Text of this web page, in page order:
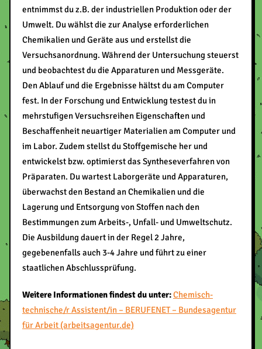
entnimmst du z.B. der industriellen Produktion oder der
Umwelt. Du wählst die zur Analyse erforderlichen
Chemikalien und Geräte aus und erstellst die
Versuchsanordnung. Während der Untersuchung steuerst
und beobachtest du die Apparaturen und Messgeräte.
Den Ablauf und die Ergebnisse hältst du am Computer
fest. In der Forschung und Entwicklung testest du in
mehrstufigen Versuchsreihen Eigenschaften und
Beschaffenheit neuartiger Materialien am Computer und
im Labor. Zudem stellst du Stoffgemische her und
entwickelst bzw. optimierst das Syntheseverfahren von
Präparaten. Du wartest Laborgeräte und Apparaturen,
überwachst den Bestand an Chemikalien und die
Lagerung und Entsorgung von Stoffen nach den
Bestimmungen zum Arbeits-, Unfall- und Umweltschutz.
Die Ausbildung dauert in der Regel 2 Jahre,
gegebenenfalls auch 3-4 Jahre und führt zu einer
staatlichen Abschlussprüfung.
Weitere Informationen findest du unter:Chemisch-
technische/r Assistent/in – BERUFENET – Bundesagentur
für Arbeit (arbeitsagentur.de)